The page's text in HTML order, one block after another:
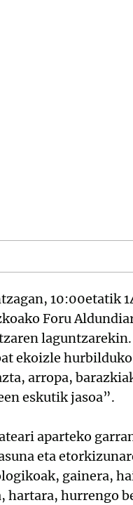
10:00etatik
Foru
ekoizle
arropa,
eskutik jasoa”.
aparteko
eta
gainera,
hartara, hurrengo